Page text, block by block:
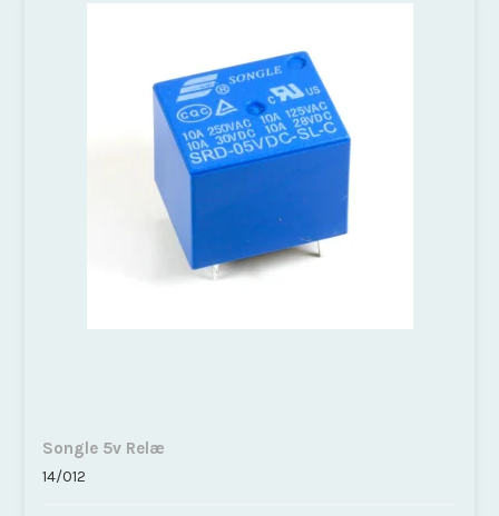
Songle 5v Relæ
14/012